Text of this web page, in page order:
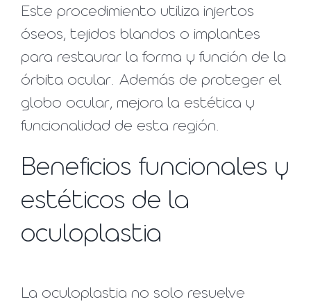
Este procedimiento utiliza injertos
óseos, tejidos blandos o implantes
para restaurar la forma y función de la
órbita ocular. Además de proteger el
globo ocular, mejora la estética y
funcionalidad de esta región.
Beneficios funcionales y
estéticos de la
oculoplastia
La oculoplastia no solo resuelve